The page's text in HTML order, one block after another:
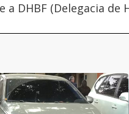
DHBF (Delegacia de